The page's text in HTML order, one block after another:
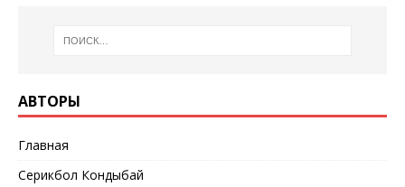
АВТОРЫ
Главная
Серикбол Кондыбай